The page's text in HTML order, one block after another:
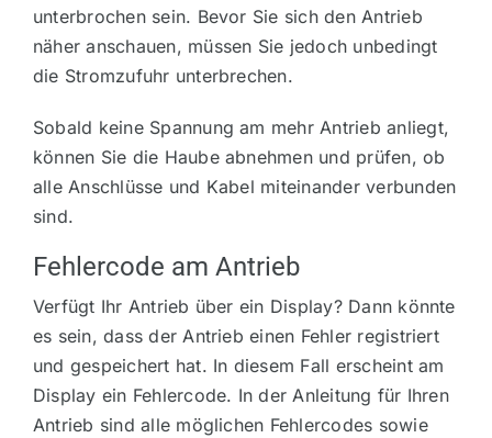
unterbrochen sein. Bevor Sie sich den Antrieb
näher anschauen, müssen Sie jedoch unbedingt
die Stromzufuhr unterbrechen.
Sobald keine Spannung am mehr Antrieb anliegt,
können Sie die Haube abnehmen und prüfen, ob
alle Anschlüsse und Kabel miteinander verbunden
sind.
Fehlercode am Antrieb
Verfügt Ihr Antrieb über ein Display? Dann könnte
es sein, dass der Antrieb einen Fehler registriert
und gespeichert hat. In diesem Fall erscheint am
Display ein Fehlercode. In der Anleitung für Ihren
Antrieb sind alle möglichen Fehlercodes sowie